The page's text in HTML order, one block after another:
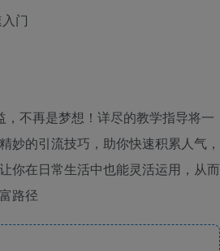
门
不再是梦想！详尽的教学指导将一
妙的引流技巧，助你快速积累人气，
你在日常生活中也能灵活运用，从而
路径